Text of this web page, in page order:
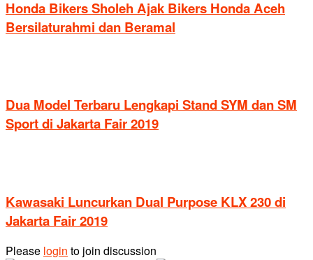
Honda Bikers Sholeh Ajak Bikers Honda Aceh
Bersilaturahmi dan Beramal
Dua Model Terbaru Lengkapi Stand SYM dan SM
Sport di Jakarta Fair 2019
Kawasaki Luncurkan Dual Purpose KLX 230 di
Jakarta Fair 2019
Please login to join discussion